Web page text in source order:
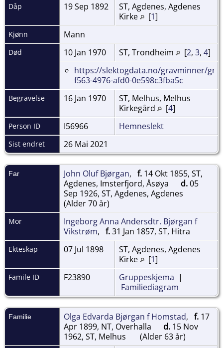
Dåp 19 Sep 1892
ST, Agdenes, Agdenes
Kirke
[1]
Kjønn Mann
Død 10 Jan 1970 ST, Trondheim [2, 3, 4]
https://slektogdata.no/gravminner/
f563-4976-afd0-0e598c3fba5c
Begravelse 16 Jan 1970
ST, Melhus, Melhus
Kirkegård
[4]
Person ID I56966 Hemneslekt
Sist endret 26 Mai 2021
Far John Oluf Bjørgan, f. 14 Okt 1855, ST,
Agdenes, Imsterfjord, Åsøya
d.05
Sep 1926, ST, Agdenes, Agdenes
(Alder 70 år)
Mor
Ingeborg Anna Andersdtr. Bjørgan f
Vikstrøm, f.31 Jan 1857, ST, Hitra
Ekteskap 07 Jul 1898
ST, Agdenes, Agdenes
Kirke
[1]
Famile ID F23890 Gruppeskjema |
Familiediagram
Familie Olga Edvarda Bjørgan f Homstad, f. 17
Apr 1899, NT, Overhalla
d. 15 Nov
1962, ST, Melhus
(Alder 63 år)